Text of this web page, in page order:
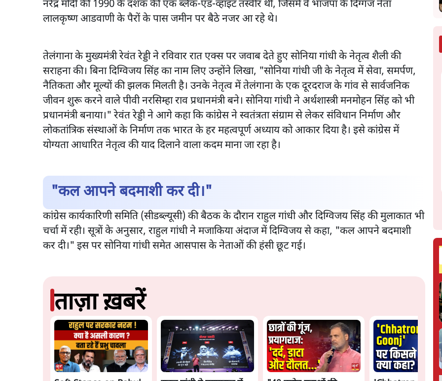
नरेंद्र मोदी की 1990 के दशक की एक ब्लैक-एंड-व्हाइट तस्वीर थी, जिसमें वे भाजपा के दिग्गज नेता
लालकृष्ण आडवाणी के पैरों के पास जमीन पर बैठे नजर आ रहे थे।
तेलंगाना के मुख्यमंत्री रेवंत रेड्डी ने रविवार रात एक्स पर जवाब देते हुए सोनिया गांधी के नेतृत्व शैली की
सराहना की। बिना दिग्विजय सिंह का नाम लिए उन्होंने लिखा, "सोनिया गांधी जी के नेतृत्व में सेवा, समर्पण,
नैतिकता और मूल्यों की झलक मिलती है। उनके नेतृत्व में तेलंगाना के एक दूरदराज के गांव से सार्वजनिक
जीवन शुरू करने वाले पीवी नरसिम्हा राव प्रधानमंत्री बने। सोनिया गांधी ने अर्थशास्त्री मनमोहन सिंह को भी
प्रधानमंत्री बनाया।" रेवंत रेड्डी ने आगे कहा कि कांग्रेस ने स्वतंत्रता संग्राम से लेकर संविधान निर्माण और
लोकतांत्रिक संस्थाओं के निर्माण तक भारत के हर महत्वपूर्ण अध्याय को आकार दिया है। इसे कांग्रेस में
योग्यता आधारित नेतृत्व की याद दिलाने वाला कदम माना जा रहा है।
"कल आपने बदमाशी कर दी।"
कांग्रेस कार्यकारिणी समिति (सीडब्ल्यूसी) की बैठक के दौरान राहुल गांधी और दिग्विजय सिंह की मुलाकात भी
चर्चा में रही। सूत्रों के अनुसार, राहुल गांधी ने मजाकिया अंदाज में दिग्विजय से कहा, "कल आपने बदमाशी
कर दी।" इस पर सोनिया गांधी समेत आसपास के नेताओं की हंसी छूट गई।
ताज़ा ख़बरें